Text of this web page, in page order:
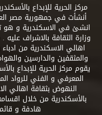
مركز الحرية للإبداع
أنشأت في جمهورية مصر
انشئ في الاسكندرية و هو
وزارة الثقافة بالاشراف عليه
اهالي الاسكندرية من
والمثقفين والدارسين
يقوم مركز الحرية للإبداع
المعرفي و الفني للرواد
النهوض بثقافة اهالي
بالأسكندرية من خلال
هادفة و